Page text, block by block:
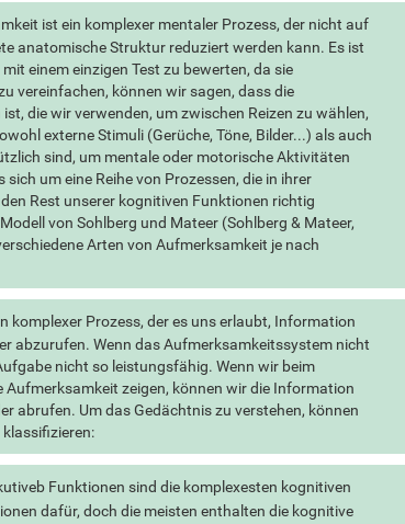
ist ein komplexer mentaler Prozess, der nicht auf
anatomische Struktur reduziert werden kann. Es ist
einem einzigen Test zu bewerten, da sie
vereinfachen, können wir sagen, dass die
die wir verwenden, um zwischen Reizen zu wählen,
externe Stimuli (Gerüche, Töne, Bilder...) als auch
sind, um mentale oder motorische Aktivitäten
um eine Reihe von Prozessen, die in ihrer
Rest unserer kognitiven Funktionen richtig
von Sohlberg und Mateer (Sohlberg & Mateer,
Arten von Aufmerksamkeit je nach
komplexer Prozess, der es uns erlaubt, Information
abzurufen. Wenn das Aufmerksamkeitssystem nicht
nicht so leistungsfähig. Wenn wir beim
zeigen, können wir die Information
abrufen. Um das Gedächtnis zu verstehen, können
Funktionen sind die komplexesten kognitiven
dafür, doch die meisten enthalten die kognitive